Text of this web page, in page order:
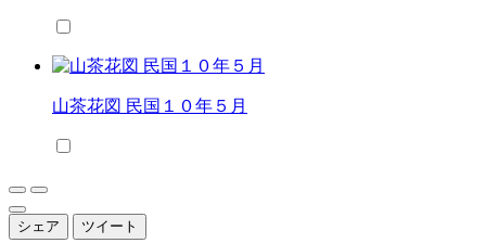
山茶花図 民国１０年５月
シェア ツイート